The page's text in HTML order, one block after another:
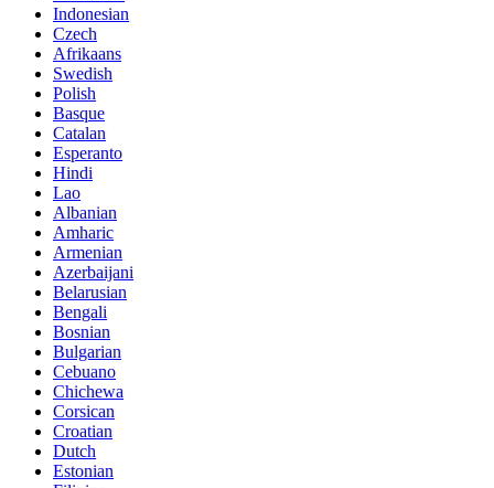
Indonesian
Czech
Afrikaans
Swedish
Polish
Basque
Catalan
Esperanto
Hindi
Lao
Albanian
Amharic
Armenian
Azerbaijani
Belarusian
Bengali
Bosnian
Bulgarian
Cebuano
Chichewa
Corsican
Croatian
Dutch
Estonian